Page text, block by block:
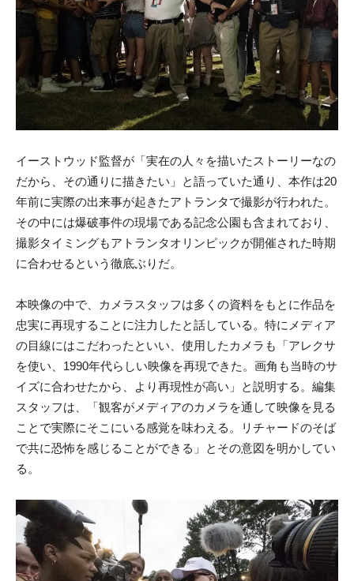
イーストウッド監督が「実在の人々を描いたストーリーなの
だから、その通りに描きたい」と語っていた通り、本作は20
年前に実際の出来事が起きたアトランタで撮影が行われた。
その中には爆破事件の現場である記念公園も含まれており、
撮影タイミングもアトランタオリンピックが開催された時期
に合わせるという徹底ぶりだ。
本映像の中で、カメラスタッフは多くの資料をもとに作品を
忠実に再現することに注力したと話している。特にメディア
の目線にはこだわったといい、使用したカメラも「アレクサ
を使い、1990年代らしい映像を再現できた。画角も当時のサ
イズに合わせたから、より再現性が高い」と説明する。編集
スタッフは、「観客がメディアのカメラを通して映像を見る
ことで実際にそこにいる感覚を味わえる。リチャードのそば
で共に恐怖を感じることができる」とその意図を明かしてい
る。